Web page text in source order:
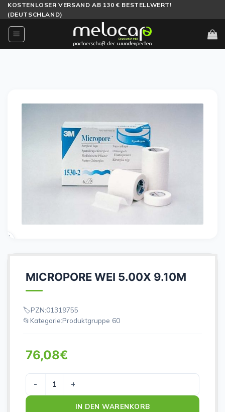
Zum
Inhalt
springen
KOSTENLOSER VERSAND AB 130 € BESTELLWERT!
(DEUTSCHLAND)
MICROPORE WEI 5.00X 9.10M
PZN:01319755
Kategorie:Produktgruppe 60
76,08€
MICROPORE WEI 5.00X 9.10M Menge
IN DEN WARENKORB